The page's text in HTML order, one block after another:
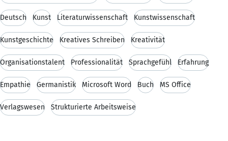
Deutsch Kunst Literaturwissenschaft Kunstwissenschaft
Kunstgeschichte Kreatives Schreiben Kreativität
Organisationstalent Professionalität Sprachgefühl Erfahrung
Empathie Germanistik Microsoft Word Buch MS Office
Verlagswesen Strukturierte Arbeitsweise